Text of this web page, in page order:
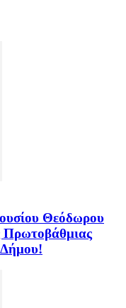
Θεόδωρου
Πρωτοβάθμιας
Δήμου!